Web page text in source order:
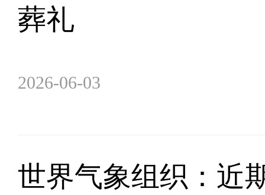
葬礼
2026-06-03
世界气象组织：近